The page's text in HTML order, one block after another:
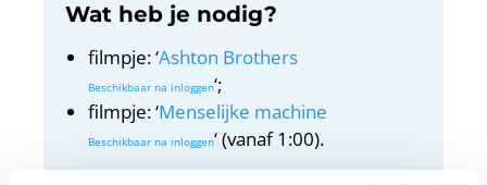
Wat heb je nodig?
filmpje: ‘Ashton Brothers
‘;
filmpje: ‘Menselijke machine
‘ (vanaf 1:00).